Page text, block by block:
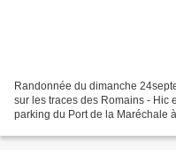
Randonnée du dimanche
sur les traces des Romains - Hic
parking du Port de la Maréchale